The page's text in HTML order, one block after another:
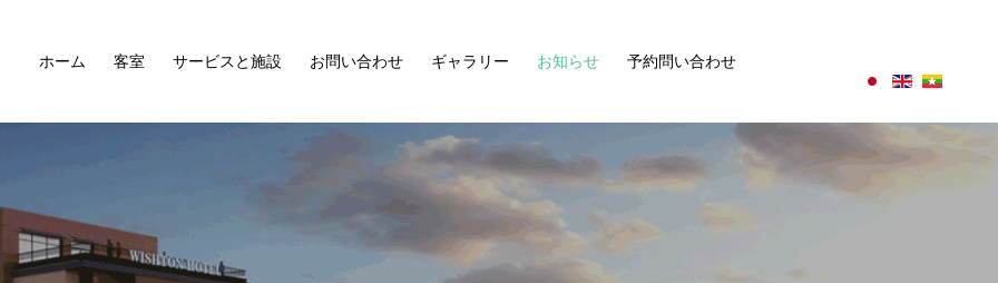
ホーム 客室 サービスと施設 お問い合わせ ギャラリー お知らせ 予約問い合わせ